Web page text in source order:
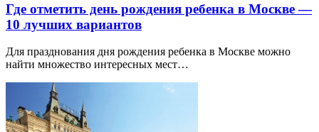
Где отметить день рождения ребенка в Москве —
10 лучших вариантов
Для празднования дня рождения ребенка в Москве можно
найти множество интересных мест…